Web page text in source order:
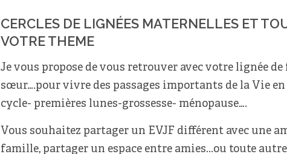
CERCLES DE LIGNÉES MATERNELLES ET
VOTRE THEME
Je vous propose de vous retrouver avec votre lignée
sœur….pour vivre des passages importants de la Vie
cycle- premières lunes-grossesse- ménopause….
Vous souhaitez partager un EVJF différent avec une
famille, partager un espace entre amies...ou toute